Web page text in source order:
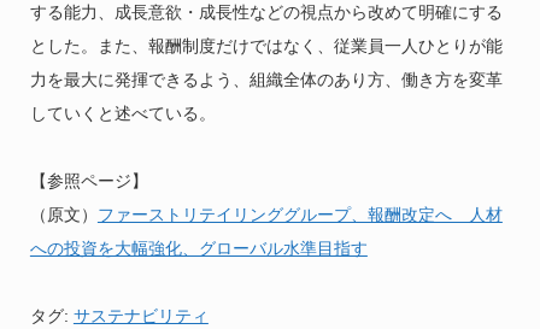
する能力、成長意欲・成長性などの視点から改めて明確にする
とした。また、報酬制度だけではなく、従業員一人ひとりが能
力を最大に発揮できるよう、組織全体のあり方、働き方を変革
していくと述べている。
【参照ページ】
（原文） ファーストリテイリンググループ、報酬改定へ 人材
への投資を大幅強化、グローバル水準目指す
タグ: サステナビリティ